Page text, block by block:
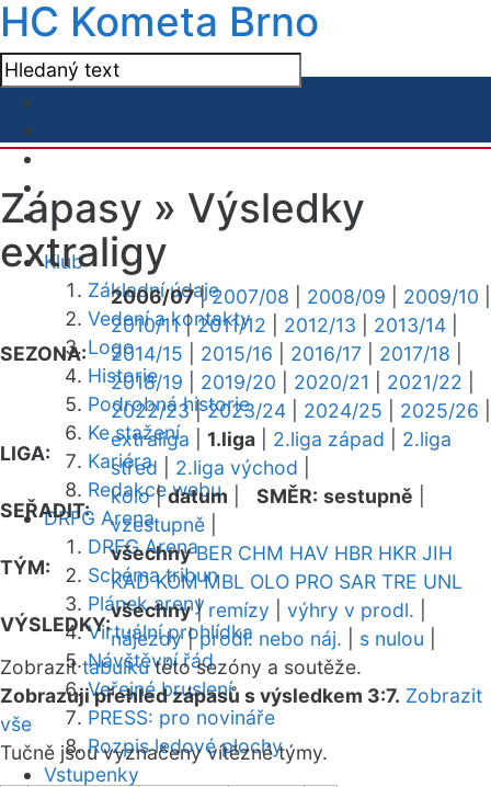
HC Kometa Brno
Klub
Základní údaje
Vedení a kontakty
Logo
Historie
Podrobná historie
Ke stažení
Kariéra
Redakce webu
DRFG Arena
DRFG Arena
Schéma tribun
Plánek areny
Virtuální prohlídka
Návštěvní řád
Veřejné bruslení
PRESS: pro novináře
Rozpis ledové plochy
Vstupenky
Zápasy » Výsledky
extraligy
SEZONA:
2006/07|2007/08 2008/09 2009/10
2010/11|2011/12 2012/13 2013/14
2014/15
2015/16 2016/17 2017/18
2018/19
2019/20 2020/21 2021/22
2022/23|2023/24 2024/25 2025/26
LIGA:
extraliga 1.liga 2.liga západ
2.liga
střed
2.liga východ
SEŘADIT:
kolo|datum SMĚR: sestupně
vzestupně
TÝM:
všechny BER CHM HAV HBR HKR JIH
KAD KOM MBL OLO PRO SAR TRE UNL
VÝSLEDKY:
všechny| remízy výhry v prodl.
nájezdy|prodl. nebo náj. s nulou
Zobrazittabulkutéto sezóny a soutěže.
Zobrazuji přehled zápasů s výsledkem 3:7. Zobrazit
vše
Tučně jsou vyznačeny vítězné týmy.